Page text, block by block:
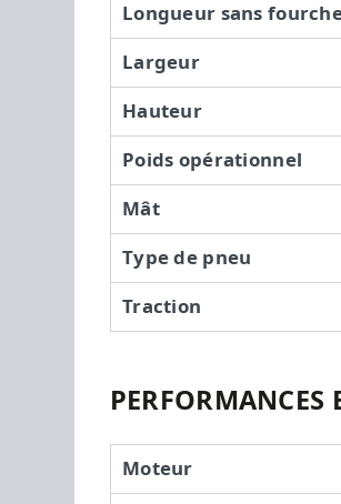
Longueur sans
Largeur
Hauteur
Poids opérationnel
Mât
Type de pneu
Traction
PERFORMANCES
Moteur